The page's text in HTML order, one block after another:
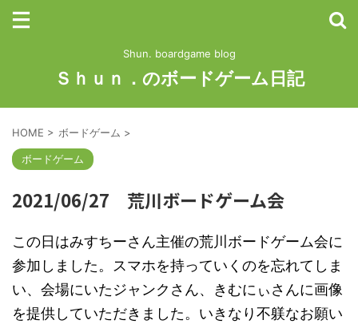
Shun. boardgame blog
Ｓｈｕｎ．のボードゲーム日記
HOME > ボードゲーム >
ボードゲーム
2021/06/27 荒川ボードゲーム会
この日はみすちーさん主催の荒川ボードゲーム会に
参加しました。スマホを持っていくのを忘れてしま
い、会場にいたジャンクさん、きむにぃさんに画像
を提供していただきました。いきなり不躾なお願い